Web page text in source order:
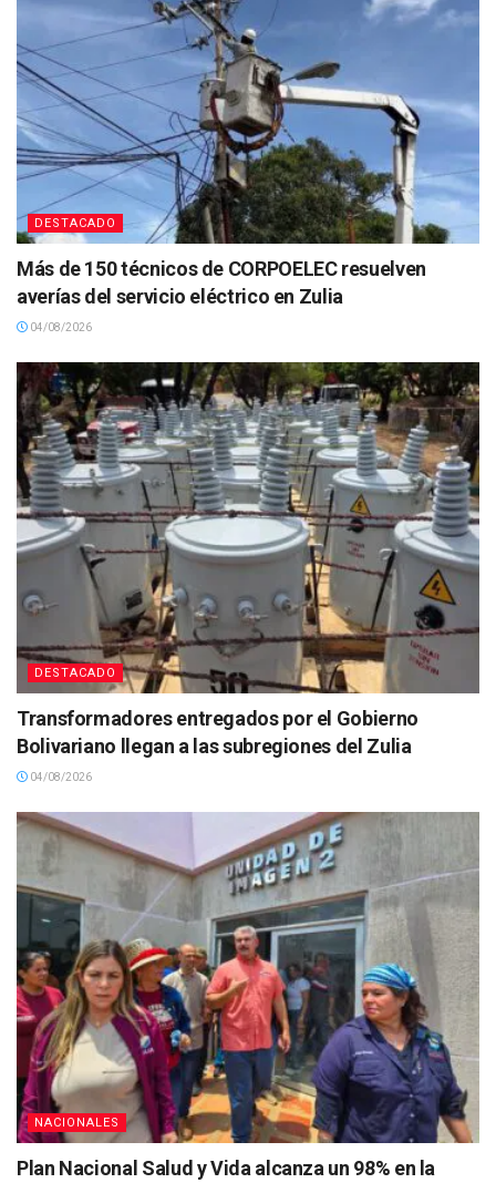
DESTACADO
Más de 150 técnicos de CORPOELEC resuelven
averías del servicio eléctrico en Zulia
04/08/2026
DESTACADO
Transformadores entregados por el Gobierno
Bolivariano llegan a las subregiones del Zulia
04/08/2026
NACIONALES
Plan Nacional Salud y Vida alcanza un 98% en la